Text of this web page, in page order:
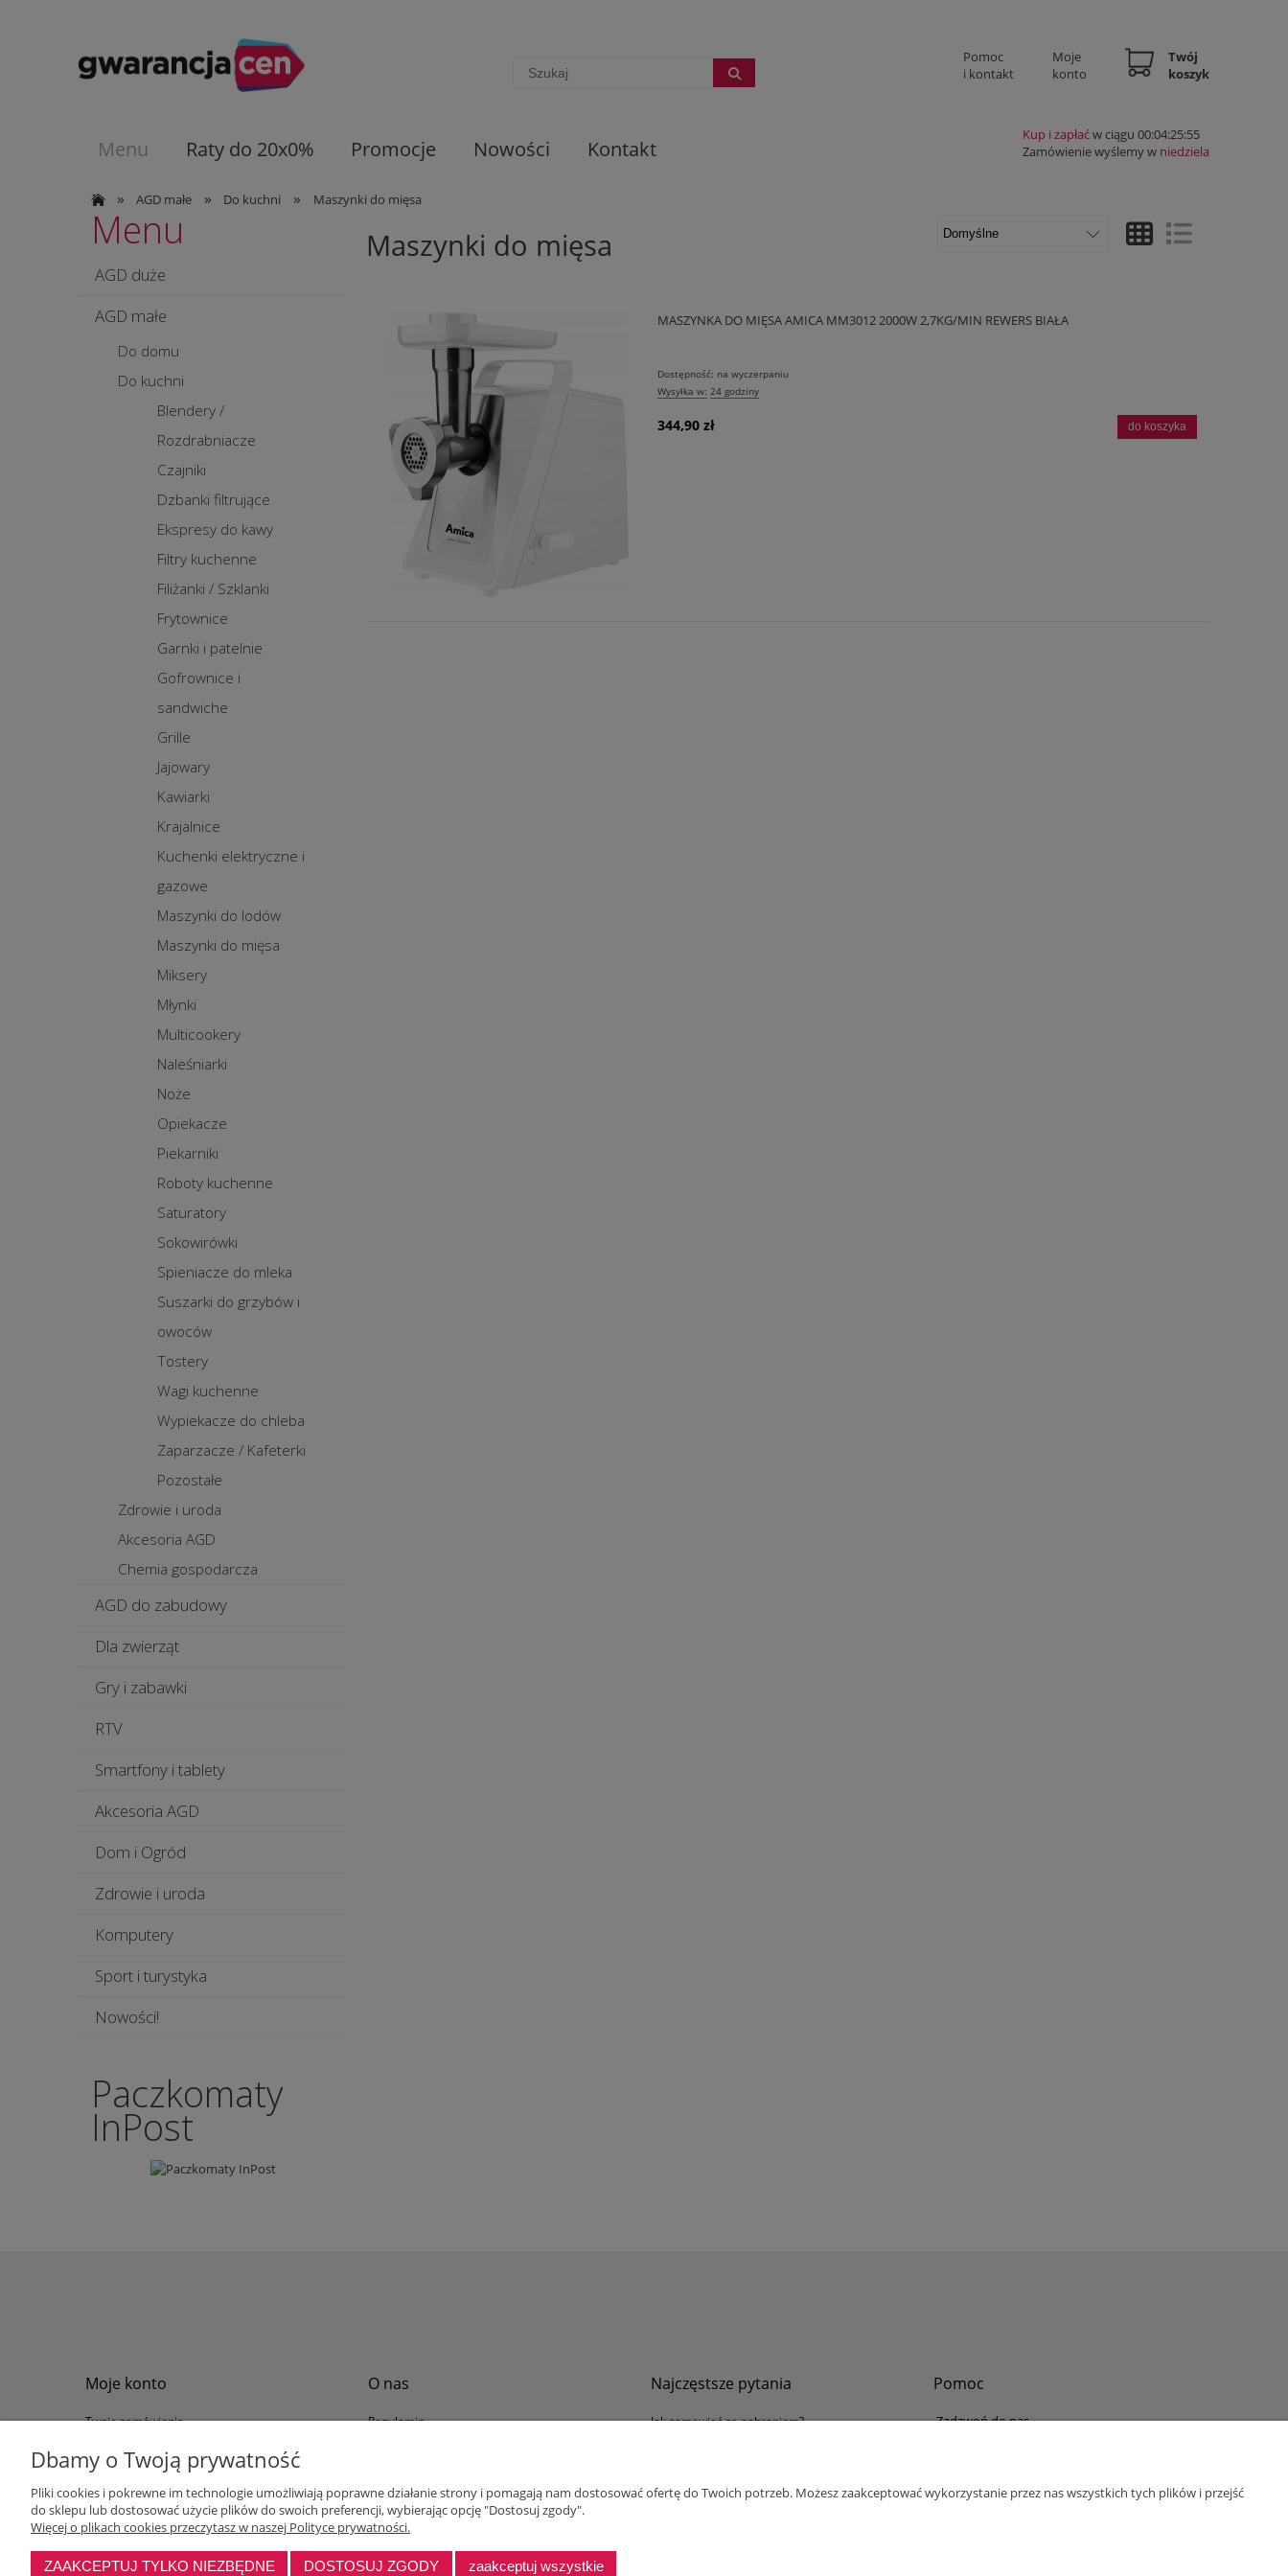
Pomoc
i kontakt
Moje
konto
Twój
koszyk
Menu Raty do 20x0% Promocje Nowości Kontakt
Kup i zapłaćw ciągu 00:04:25:54
Zamówienie wyślemy w niedziela
» AGD małe » Do kuchni » Maszynki do mięsa
Menu
AGD duże
AGD małe
Do domu
Do kuchni
Blendery /
Rozdrabniacze
Czajniki
Dzbanki filtrujące
Ekspresy do kawy
Filtry kuchenne
Filiżanki / Szklanki
Frytownice
Garnki i patelnie
Gofrownice i
sandwiche
Grille
Jajowary
Kawiarki
Krajalnice
Kuchenki elektryczne i
gazowe
Maszynki do lodów
Maszynki do mięsa
Miksery
Młynki
Multicookery
Naleśniarki
Noże
Opiekacze
Piekarniki
Roboty kuchenne
Saturatory
Sokowirówki
Spieniacze do mleka
Suszarki do grzybów i
owoców
Tostery
Wagi kuchenne
Wypiekacze do chleba
Zaparzacze / Kafeterki
Pozostałe
Zdrowie i uroda
Akcesoria AGD
Chemia gospodarcza
AGD do zabudowy
Dla zwierząt
Gry i zabawki
RTV
Smartfony i tablety
Akcesoria AGD
Dom i Ogród
Zdrowie i uroda
Komputery
Sport i turystyka
Nowości!
Paczkomaty
InPost
Maszynki do mięsa Widok ze zdjęciem
Widok pełny
MASZYNKA DO MIĘSA AMICA MM3012 2000W 2,7KG/MIN REWERS BIAŁA
Dostępność: na wyczerpaniu
Wysyłka w: 24 godziny
344,90 zł do koszyka
Moje konto
Twoje zamówienia
Ustawienia konta
O nas
Regulamin
Polityka prywatności
Program lojalnościowy dla firm
Najczęstsze pytania
Jak zamawiać za pobraniem?
Pomoc
Zadzwoń do nas
bok@abinvest.info
Dbamy o Twoją prywatność
Pliki cookies i pokrewne im technologie umożliwiają poprawne działanie strony i pomagają nam dostosować ofertę do Twoich potrzeb. Możesz zaakceptować wykorzystanie przez nas wszystkich tych plików i przejść
do sklepu lub dostosować użycie plików do swoich preferencji, wybierając opcję "Dostosuj zgody".
Więcej o plikach cookies przeczytasz w naszej Polityce prywatności.
ZAAKCEPTUJ TYLKO NIEZBĘDNE DOSTOSUJ ZGODY zaakceptuj wszystkie